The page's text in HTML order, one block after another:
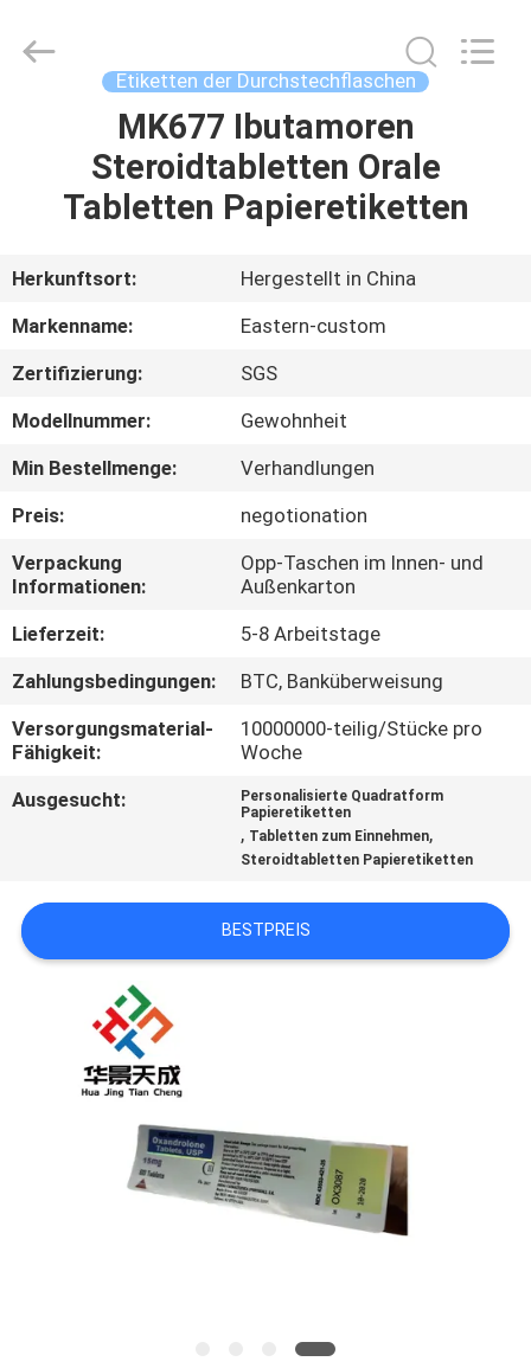
PRODUKTE
ÜBER
UNS
FABRIK-
AUSFLUG
QUALITÄTSKONTROLLE
TRETEN
SIE
MIT
IN
VERBINDUNG
FÄLLE
SITEMAP
PRIVACY
Etiketten der Durchstechflaschen
MK677 Ibutamoren
Steroidtabletten Orale
Tabletten Papieretiketten
Herkunftsort:
Hergestellt in China
Markenname:
Eastern-custom
Zertifizierung:
SGS
Modellnummer:
Gewohnheit
Min Bestellmenge:
Verhandlungen
Preis:
negotionation
Verpackung
Informationen:
Opp-Taschen im Innen- und
Außenkarton
Lieferzeit:
5-8 Arbeitstage
Zahlungsbedingungen:
BTC, Banküberweisung
Versorgungsmaterial-
Fähigkeit:
10000000-teilig/Stücke pro
Woche
Ausgesucht:
Personalisierte Quadratform
Papieretiketten
, Tabletten zum Einnehmen,
Steroidtabletten Papieretiketten
BESTPREIS